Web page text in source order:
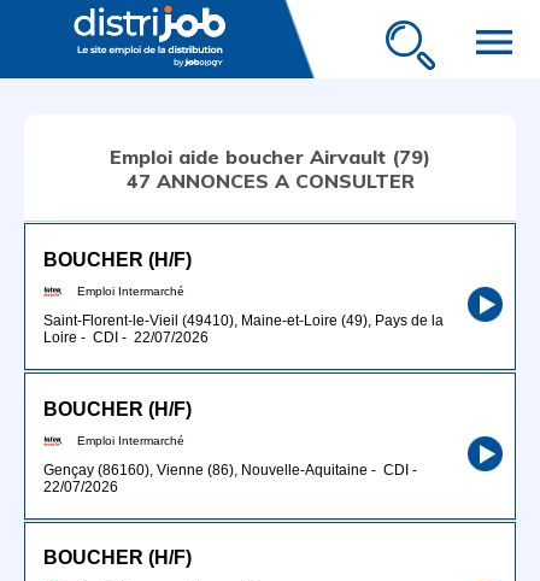
menu
Emploi aide boucher Airvault (79)
47 ANNONCES A CONSULTER
BOUCHER (H/F)
Emploi Intermarché
Saint-Florent-le-Vieil (49410), Maine-et-Loire (49), Pays de la
Loire - CDI - 22/07/2026
BOUCHER (H/F)
Emploi Intermarché
Gençay (86160), Vienne (86), Nouvelle-Aquitaine - CDI -
22/07/2026
BOUCHER (H/F)